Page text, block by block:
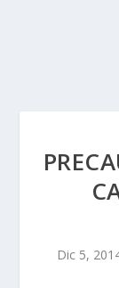
Dic 5,